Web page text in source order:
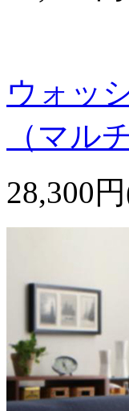
ウォッ
（マル
28,300